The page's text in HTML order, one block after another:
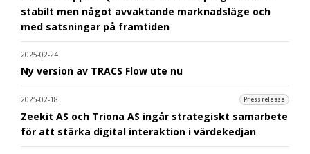
stabilt men något avvaktande marknadsläge och
med satsningar på framtiden
2025-02-24
Ny version av TRACS Flow ute nu
2025-02-18 Pressrelease
Zeekit AS och Triona AS ingår strategiskt samarbete
för att stärka digital interaktion i värdekedjan